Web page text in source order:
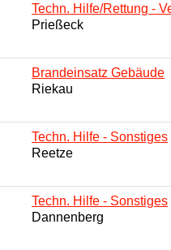
Techn. Hilfe/Rettung -
Prießeck
Brandeinsatz Gebäude
Riekau
Techn. Hilfe - Sonstiges
Reetze
Techn. Hilfe - Sonstiges
Dannenberg